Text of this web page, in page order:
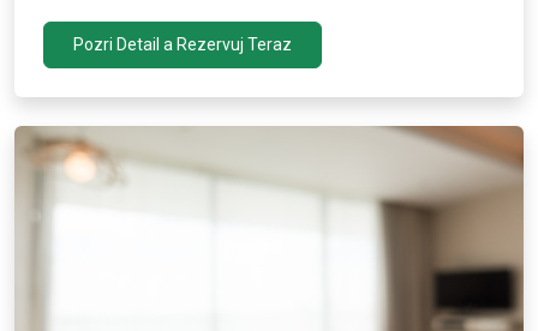
Pozri Detail a Rezervuj Teraz